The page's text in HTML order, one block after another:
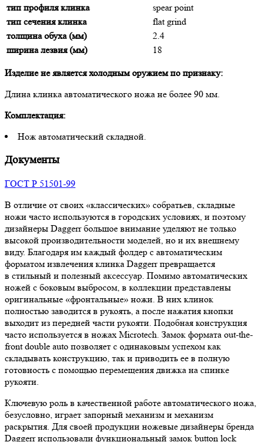
тип профиля клинка
spear point
тип сечения клинка
flat grind
толщина обуха (мм)
2.4
ширина лезвия (мм)
18
Изделие не является холодным оружием по признаку:
Длина клинка автоматического ножа не более 90 мм.
Комплектация:
Нож автоматический складной.
Документы
ГОСТ Р 51501-99
В отличие от своих «классических» собратьев, складные
ножи часто используются в городских условиях, и поэтому
дизайнеры Daggerr большое внимание уделяют не только
высокой производительности моделей, но и их внешнему
виду. Благодаря им каждый фолдер с автоматическим
форматом извлечения клинка Daggerr превращается
в стильный и полезный аксессуар. Помимо автоматических
ножей с боковым выбросом, в коллекции представлены
оригинальные «фронтальные» ножи. В них клинок
полностью заводится в рукоять, а после нажатия кнопки
выходит из передней части рукояти. Подобная конструкция
часто используется в ножах Microtech. Замок формата out-the-
front double auto позволяет с одинаковым успехом как
складывать конструкцию, так и приводить ее в полную
готовность с помощью перемещения движка на спинке
рукояти.
Ключевую роль в качественной работе автоматического ножа,
безусловно, играет запорный механизм и механизм
раскрытия. Для своей продукции ножевые дизайнеры бренда
Daggerr использовали функциональный замок button lock